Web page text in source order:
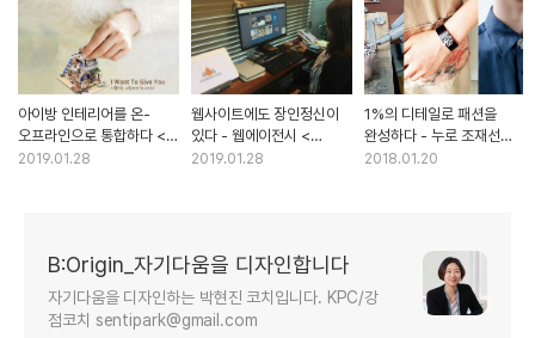
아이방 인테리어를 온-
오프라인으로 통합하다 <
우리아이방> 방민선 대표
2019.01.28
웹사이트에도 장인정신이
있다 - 웹에이전시 <
오렌지코드> 박정미 대표
2019.01.28
1%의 디테일로 패션을
완성하다 - 누로 조재선
대표
2018.01.20
B:Origin_자기다움을 디자인합니다
자기다움을 디자인하는 박현진 코치입니다. KPC/강
점코치 sentipark@gmail.com